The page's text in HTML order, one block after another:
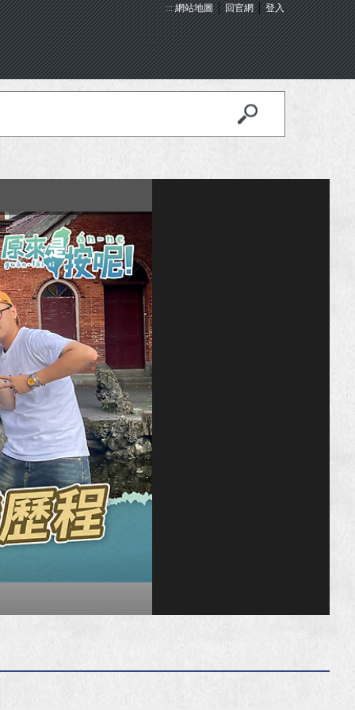
::: 網站地圖│回官網│登入